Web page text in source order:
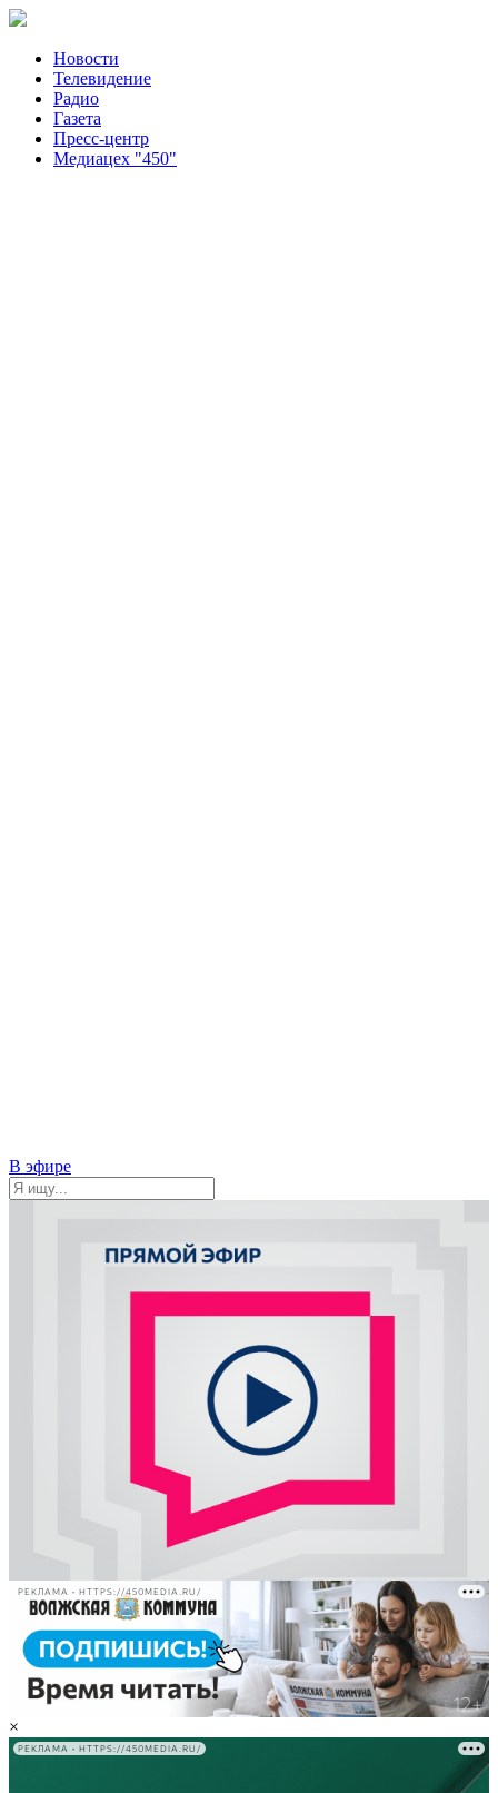
Новости
Телевидение
Радио
Газета
Пресс-центр
Медиацех "450"
В эфире
РЕКЛАМА • HTTPS://450MEDIA.RU/
×
РЕКЛАМА • HTTPS://450MEDIA.RU/